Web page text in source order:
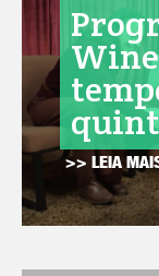
>> LEIA